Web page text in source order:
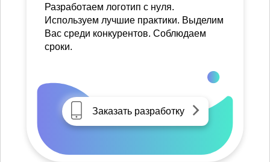
Разработаем логотип с нуля.
Используем лучшие практики. Выделим
Вас среди конкурентов. Соблюдаем
сроки.
Заказать разработку